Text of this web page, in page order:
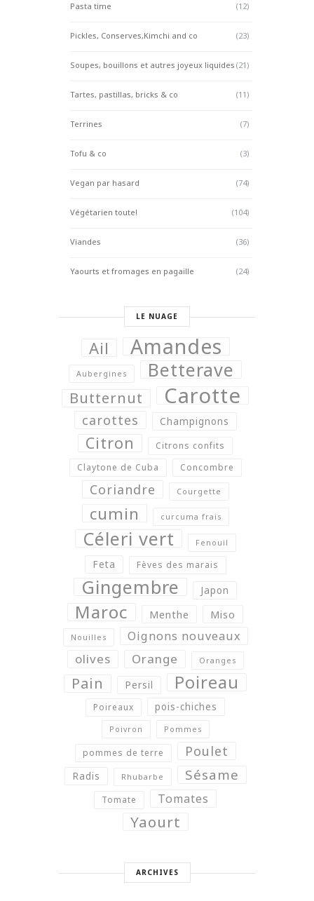
Pasta time (12)
Pickles, Conserves,Kimchi and co (23)
Soupes, bouillons et autres joyeux liquides (21)
Tartes, pastillas, bricks & co (11)
Terrines (7)
Tofu & co (3)
Vegan par hasard (74)
Végétarien toute! (104)
Viandes (36)
Yaourts et fromages en pagaille (24)
LE NUAGE
Ail Amandes
Aubergines Betterave
Butternut Carotte
carottes Champignons
Citron
Citrons confits
Claytone de Cuba
Concombre
Coriandre Courgette
cumin curcuma frais
Céleri vert Fenouil
Feta Fèves des marais
Gingembre Japon
Maroc Menthe Miso
Nouilles Oignons nouveaux
olives Orange Oranges
Pain Persil Poireau
Poireaux pois-chiches
Poivron Pommes
pommes de terre Poulet
Radis Rhubarbe Sésame
Tomate Tomates
Yaourt
ARCHIVES